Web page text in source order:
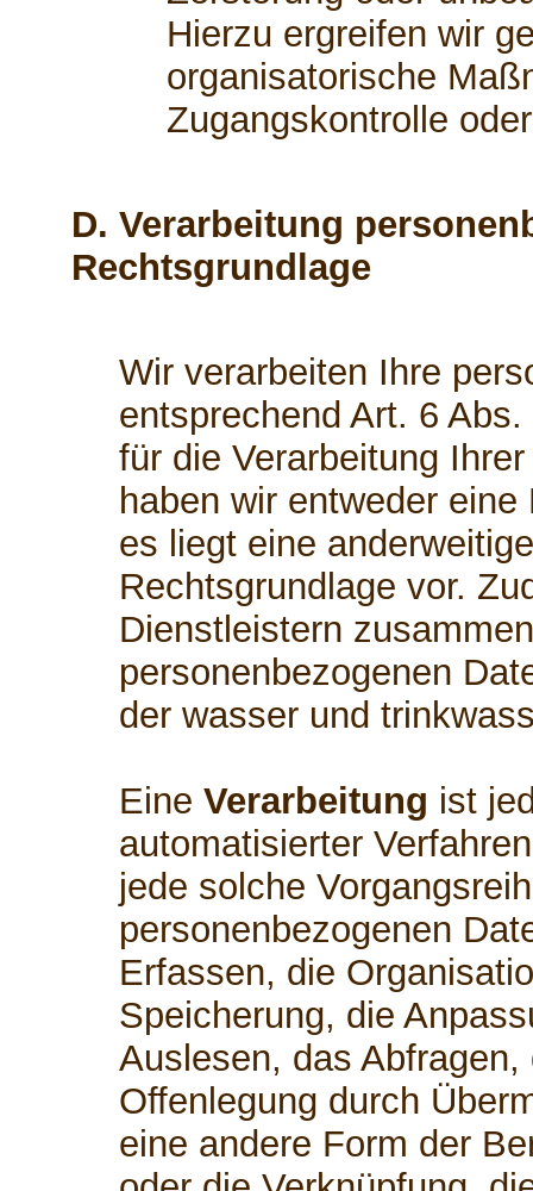
Hierzu ergreifen wir
organisatorische
Zugangskontrolle
D. Verarbeitung
Rechtsgrundlage
Wir verarbeiten Ihre
entsprechend Art. 6
für die Verarbeitung
haben wir entweder
es liegt eine
Rechtsgrundlage vor.
Dienstleistern
personenbezogenen
der wasser und
Eine Verarbeitung ist
automatisierter
jede solche
personenbezogenen
Erfassen, die
Speicherung, die
Auslesen, das
Offenlegung durch
eine andere Form der